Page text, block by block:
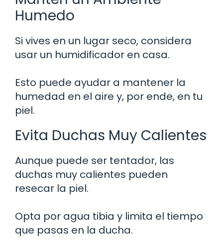
Humedo
Si vives en un lugar seco, considera
usar un humidificador en casa.
Esto puede ayudar a mantener la
humedad en el aire y, por ende, en tu
piel.
Evita Duchas Muy Calientes
Aunque puede ser tentador, las
duchas muy calientes pueden
resecar la piel.
Opta por agua tibia y limita el tiempo
que pasas en la ducha.